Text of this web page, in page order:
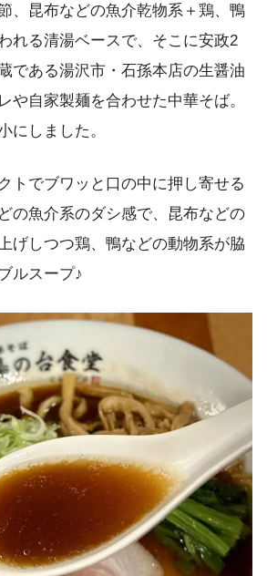
、昆布などの魚介乾物系＋鶏、鴨
れる清湯ベースで、そこに安政2
である湯沢市・石孫本店の生醤油
や自家製麺を合わせた中華そば。
にしました。
トでブワッと口の中に押し寄せる
の魚介系のダシ感で、昆布などの
げしつつ鶏、鴨などの動物系が脇
ルスープ♪